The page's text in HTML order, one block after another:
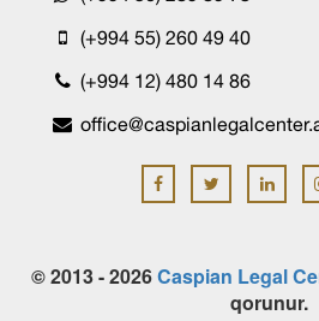
(+994 55) 260 49 40
(+994 12) 480 14 86
© 2013 - 2026Caspian Legal
qorunur.